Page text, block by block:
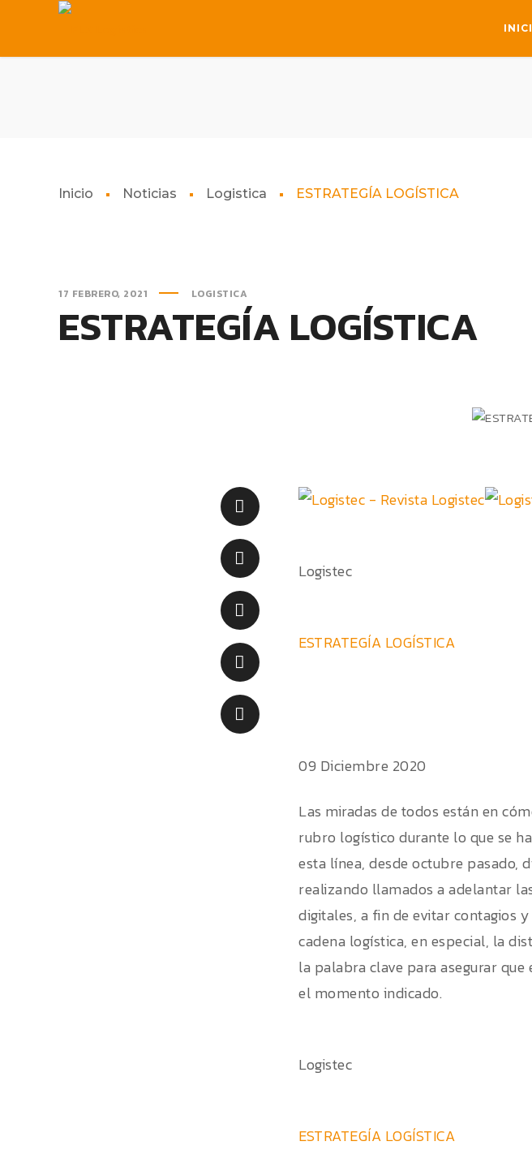
Inicio Noticias Logistica ESTRATEGÍA LOGÍSTICA
17 FEBRERO, 2021 LOGISTICA
ESTRATEGÍA LOGÍSTICA
Logistec
ESTRATEGÍA LOGÍSTICA
09 Diciembre 2020
Las miradas de todos están en
rubro logístico durante lo que se
esta línea, desde octubre pasado,
realizando llamados a adelantar
digitales, a fin de evitar contagios
cadena logística, en especial, la
la palabra clave para asegurar que
el momento indicado.
Logistec
ESTRATEGÍA LOGÍSTICA